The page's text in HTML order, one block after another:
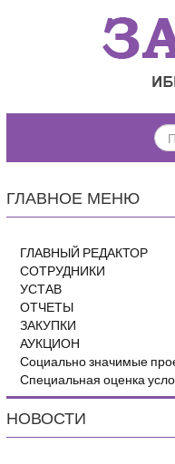
ПО
ГЛАВНОЕ МЕНЮ
ГЛАВНЫЙ РЕДАКТОР
СОТРУДНИКИ
УСТАВ
ОТЧЕТЫ
ЗАКУПКИ
АУКЦИОН
Социально значимые
Специальная оценка
НОВОСТИ